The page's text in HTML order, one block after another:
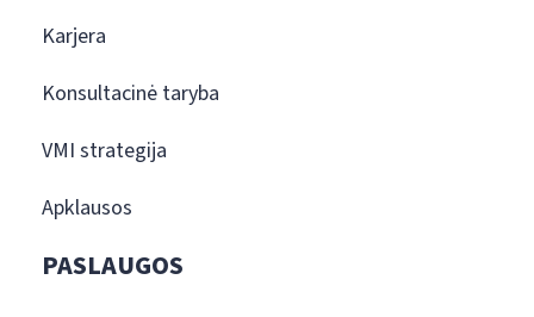
Karjera
Konsultacinė taryba
VMI strategija
Apklausos
PASLAUGOS